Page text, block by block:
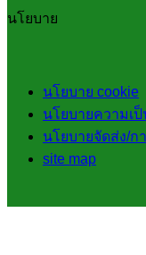
นโยบาย
นโยบาย cookie
นโยบายความเ
นโยบายจัดส่ง/ก
site map